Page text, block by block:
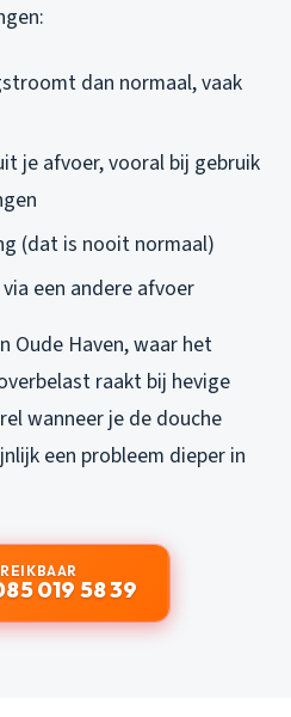
dan normaal, vaak
je afvoer, vooral bij gebruik
(dat is nooit normaal)
een andere afvoer
Oude Haven, waar het
raakt bij hevige
wanneer je de douche
een probleem dieper in
019 58 39